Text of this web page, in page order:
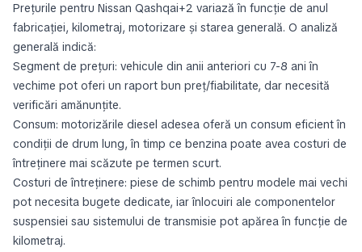
Prețurile pentru Nissan Qashqai+2 variază în funcție de anul
fabricației, kilometraj, motorizare și starea generală. O analiză
generală indică:
Segment de prețuri: vehicule din anii anteriori cu 7-8 ani în
vechime pot oferi un raport bun preț/fiabilitate, dar necesită
verificări amănunțite.
Consum: motorizările diesel adesea oferă un consum eficient în
condiții de drum lung, în timp ce benzina poate avea costuri de
întreținere mai scăzute pe termen scurt.
Costuri de întreținere: piese de schimb pentru modele mai vechi
pot necesita bugete dedicate, iar înlocuiri ale componentelor
suspensiei sau sistemului de transmisie pot apărea în funcție de
kilometraj.